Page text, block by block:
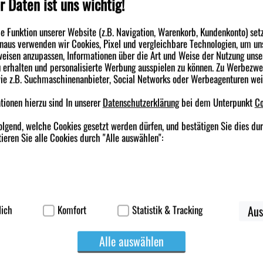
Funktion unserer Website (z.B. Navigation, Warenkorb, Kundenkonto)
verwenden wir Cookies, Pixel und vergleichbare Technologien, um
anzupassen, Informationen über die Art und Weise der Nutzung
und personalisierte Werbung ausspielen zu können. Zu
z.B. Suchmaschinenanbieter, Social Networks oder Werbeagenturen
hierzu sind In unsererDatenschutzerklärungbei dem Unterpunkt
welche Cookies gesetzt werden dürfen, und bestätigen Sie dies
Sie alle Cookies durch "Alle auswählen":
Kundenkonto), weshalb auf diese nicht verzichtet werden kann.
werden genutzt um das Einkaufserlebnis noch ansprechender zu
oder unsere Seite an bevorzugte Verhaltensweisen (z.B.
es uns auch auf Ihre Bedürfnisse zugeschrittene Inhalte anzuzeigen
Komfort Statistik & Tracking
Alle auswählen
haben ebenfalls folgende Produkte gekauft
Heumann bei
mg Filmtabl.
SINUPRET extract überzogene
Tabletten
St Tabletten, überzogen
-30,5%
BEPANTHEN
Nasensalbe
-36,5%